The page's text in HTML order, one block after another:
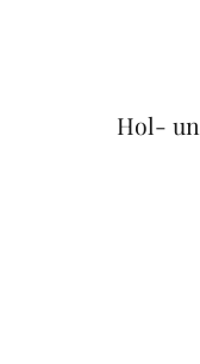
Hol-